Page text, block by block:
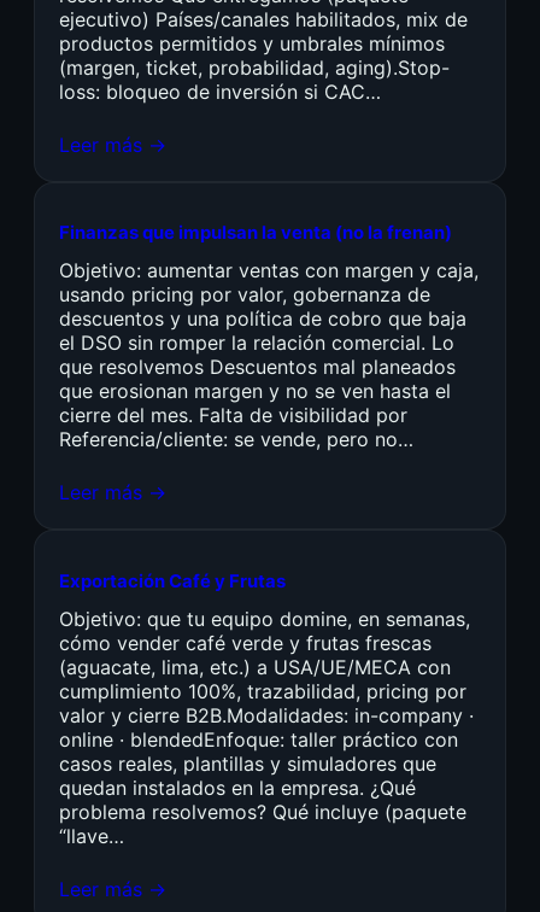
ejecutivo) Países/canales habilitados, mix de
productos permitidos y umbrales mínimos
(margen, ticket, probabilidad, aging).Stop-
loss: bloqueo de inversión si CAC…
Leer más →
Finanzas que impulsan la venta (no la frenan)
Objetivo: aumentar ventas con margen y caja,
usando pricing por valor, gobernanza de
descuentos y una política de cobro que baja
el DSO sin romper la relación comercial. Lo
que resolvemos Descuentos mal planeados
que erosionan margen y no se ven hasta el
cierre del mes. Falta de visibilidad por
Referencia/cliente: se vende, pero no…
Leer más →
Exportación Café y Frutas
Objetivo: que tu equipo domine, en semanas,
cómo vender café verde y frutas frescas
(aguacate, lima, etc.) a USA/UE/MECA con
cumplimiento 100%, trazabilidad, pricing por
valor y cierre B2B.Modalidades: in-company ·
online · blendedEnfoque: taller práctico con
casos reales, plantillas y simuladores que
quedan instalados en la empresa. ¿Qué
problema resolvemos? Qué incluye (paquete
“llave…
Leer más →